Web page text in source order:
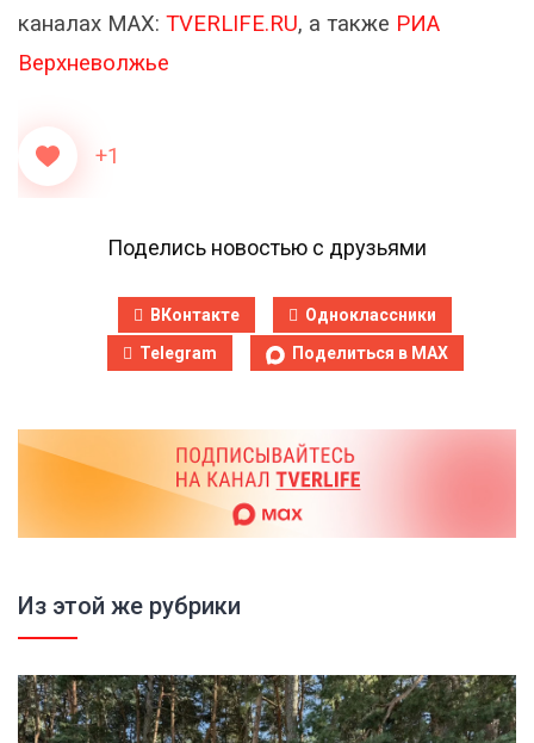
каналах МАХ: TVERLIFE.RU, а также РИА
Верхневолжье
+1
Поделись новостью с друзьями
ВКонтакте
Одноклассники
Telegram
Поделиться в MAX
Из этой же рубрики